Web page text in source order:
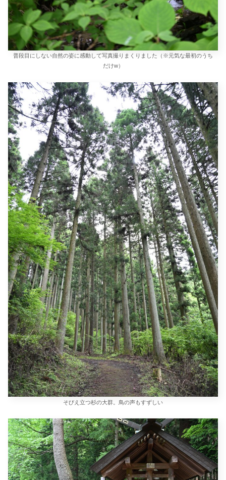
普段目にしない自然の姿に感動して写真撮りまくりました（※元気な最初のうち
だけw）
そびえ立つ杉の大群。鳥の声もすずしい